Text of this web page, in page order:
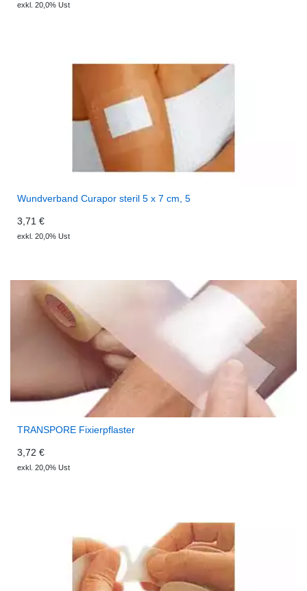
exkl. 20,0% Ust
Wundverband Curapor steril 5 x 7 cm, 5
3,71 €
exkl. 20,0% Ust
TRANSPORE Fixierpflaster
3,72 €
exkl. 20,0% Ust